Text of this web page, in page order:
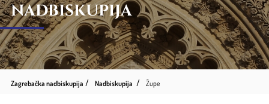
NADBISKUPIJA
Zagrebačka nadbiskupija Nadbiskupija Župe